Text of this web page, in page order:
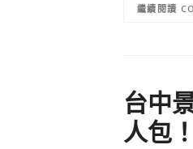
台中
人包